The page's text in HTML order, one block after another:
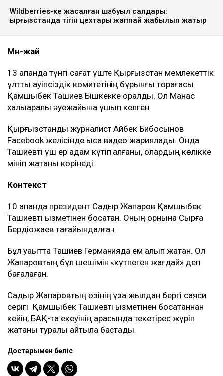
Wildberries-ке жасалған шабуыл салдары:
Қырғызстанда тігін цехтары жаппай жабылып жатыр
Мән-жай
13 ақпанда түнгі сағат үште Қырғызстан мемлекеттік
ұлттық қауіпсіздік комитетінің бұрынғы төрағасы
Қамшыбек Ташиев Бішкекке оралды. Ол Манас
халықаралық әуежайына ұшып келген.
Қырғызстандық журналист Айбек Бибосынов
Facebook желісінде қысқа видео жариялады. Онда
Ташиевті үш ер адам күтіп алғаны, олардың көлікке
мініп жатқаны көрінеді.
Контекст
10 ақпанда президент Садыр Жапаров Қамшыбек
Ташиевті қызметінен босатқан. Оның орнына Сырғақ
Бердіқожаев тағайындалған.
Бұл уақытта Ташиев Германияда ем алып жатқан. Ол
Жапаровтың бұл шешімін «күтпеген жағдай» деп
бағалаған.
Садыр Жапаровтың өзінің ұзақ жылдан бергі саяси
серігі Қамшыбек Ташиевті қызметінен босатқаннан
кейін, БАҚ-та екеуінің арасында текетірес жүріп
жатқаны туралы айтыла бастады.
Достарыңмен бөліс